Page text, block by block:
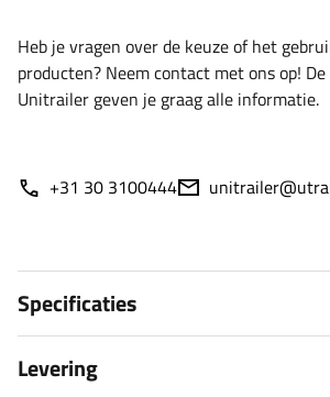
Heb je vragen over de keuze of het
producten? Neem contact met ons op!
Unitrailer geven je graag alle informatie.
+31 30 3100444
Specificaties
Levering